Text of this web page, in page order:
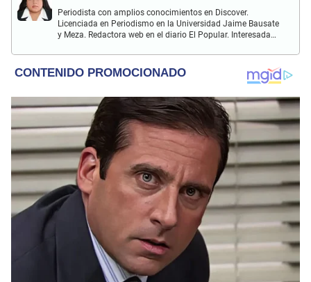
Periodista con amplios conocimientos en Discover.
Licenciada en Periodismo en la Universidad Jaime Bausate
y Meza. Redactora web en el diario El Popular. Interesada
internacional; tendencias, películas y series.